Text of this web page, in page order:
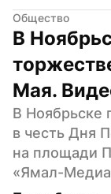
Общество
В
Мая.
В Ноябрьске
в честь Дня
на площади
«Ямал-